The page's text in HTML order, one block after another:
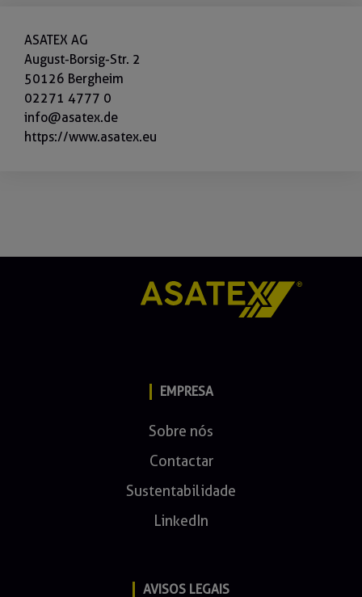
ASATEX AG
August-Borsig-Str. 2
50126 Bergheim
02271 4777 0
info@asatex.de
https://www.asatex.eu
EMPRESA
Sobre nós
Contactar
Sustentabilidade
LinkedIn
AVISOS LEGAIS